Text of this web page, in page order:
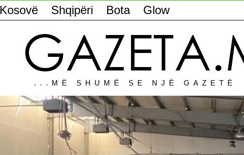
Kosovë Shqipëri Bota Glow
...MË SHUMË SE NJË GAZETË